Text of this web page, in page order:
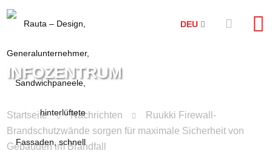
DEU
INFOZENTRUM
Startseite Nachrichten
Ruukki Firewall-
Brandschutzwände sorgen für maximale Sicherheit von
Gebäuden im Brandfall